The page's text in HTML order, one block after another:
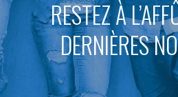
RESTEZ À
DERNIÈRES